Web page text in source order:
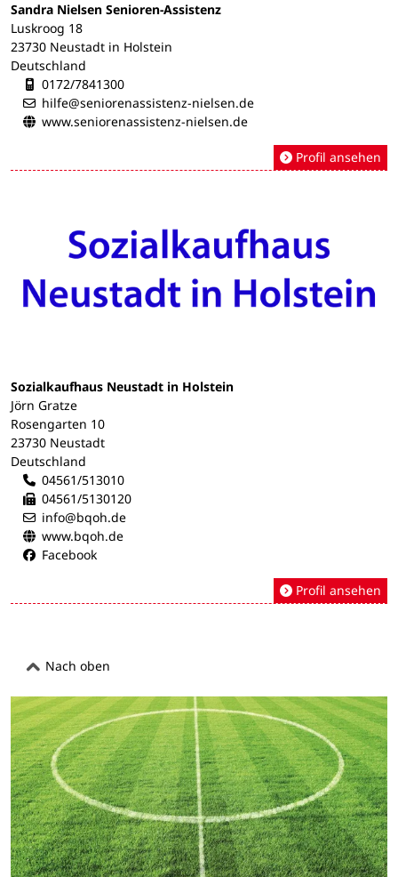
Sandra Nielsen Senioren-Assistenz
Luskroog 18
23730 Neustadt in Holstein
Deutschland
Mobilnummer:
0172/7841300
hilfe@seniorenassistenz-nielsen.de
www.seniorenassistenz-nielsen.de
Profil ansehen
Sozialkaufhaus Neustadt in Holstein
Jörn Gratze
Rosengarten 10
23730 Neustadt
Deutschland
04561/513010
04561/5130120
info@bqoh.de
www.bqoh.de
Facebook
Profil ansehen
Nach oben